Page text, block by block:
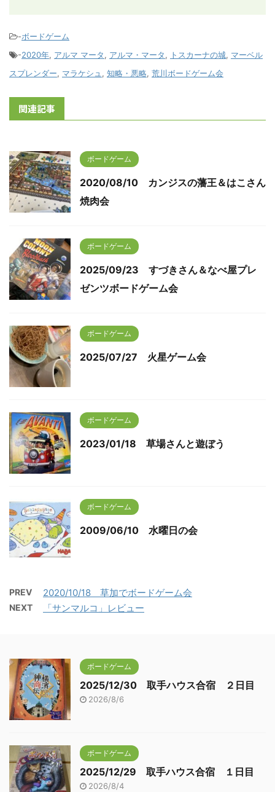
-ボードゲーム
-2020年, アルマ マータ, アルマ・マータ, トスカーナの城, マーベル
スプレンダー, マラケシュ , 知略・悪略, 荒川ボードゲーム会
関連記事
ボードゲーム
2020/08/10 カンジスの藩王＆はこさん
焼肉会
ボードゲーム
2025/09/23 すづきさん＆なべ屋プレ
ゼンツボードゲーム会
ボードゲーム
2025/07/27 火星ゲーム会
ボードゲーム
2023/01/18 草場さんと遊ぼう
ボードゲーム
2009/06/10 水曜日の会
PREV 2020/10/18 草加でボードゲーム会
NEXT 「サンマルコ」レビュー
ボードゲーム
2025/12/30 取手ハウス合宿 ２日目
2026/8/6
ボードゲーム
2025/12/29 取手ハウス合宿 １日目
2026/8/4